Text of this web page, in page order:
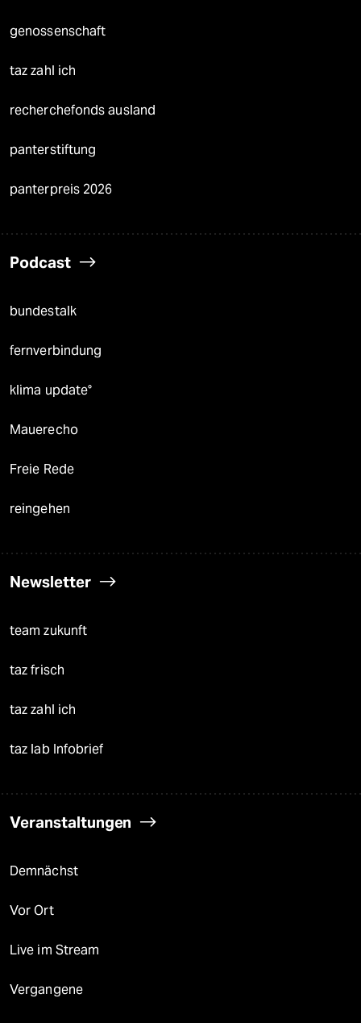
genossenschaft
taz zahl ich
recherchefonds ausland
panterstiftung
panterpreis 2026
Podcast
bundestalk
fernverbindung
klima update°
Mauerecho
Freie Rede
reingehen
Newsletter
team zukunft
taz frisch
taz zahl ich
taz lab Infobrief
Veranstaltungen
Demnächst
Vor Ort
Live im Stream
Vergangene